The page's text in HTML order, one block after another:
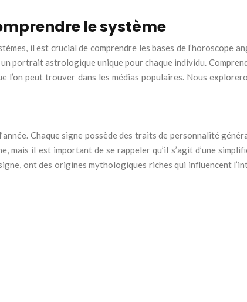
le système
il est crucial de comprendre les bases de l’horoscope
portrait astrologique unique pour chaque individu.
l’on peut trouver dans les médias populaires. Nous
Chaque signe possède des traits de personnalité
il est important de se rappeler qu’il s’agit d’une
ont des origines mythologiques riches qui influencent